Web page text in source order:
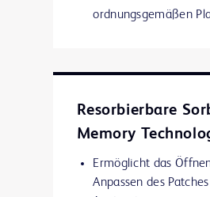
ordnungsgemäßen
Resorbierbare
Memory
Ermöglicht das
Anpassen des